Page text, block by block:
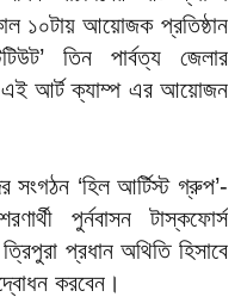
১০টায় আয়োজক প্রতিষ্ঠান
তিন পার্বত্য জেলার
এই আর্ট ক্যাম্প এর আয়োজন
সংগঠন ‘হিল আর্টিস্ট গ্রুপ’-
পুর্নবাসন টাস্কফোর্স
প্রধান অথিতি হিসাবে
করবেন।